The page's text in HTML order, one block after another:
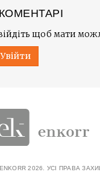
КОМЕНТАРІ
щоб мати
Увійти
2026. УСІ ПРАВА